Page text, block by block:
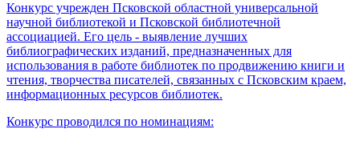
Конкурс учрежден Псковской областной универсальной
научной библиотекой и Псковской библиотечной
ассоциацией. Его цель - выявление лучших
библиографических изданий, предназначенных для
использования в работе библиотек по продвижению книги и
чтения, творчества писателей, связанных с Псковским краем,
информационных ресурсов библиотек.
Конкурс проводился по номинациям: